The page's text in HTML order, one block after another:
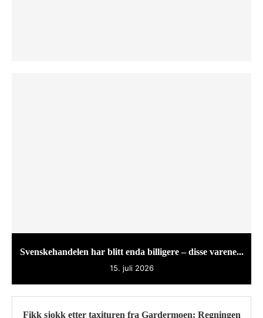
Svenskehandelen har blitt enda billigere – disse varene...
15. juli 2026
Fikk sjokk etter taxituren fra Gardermoen: Regningen